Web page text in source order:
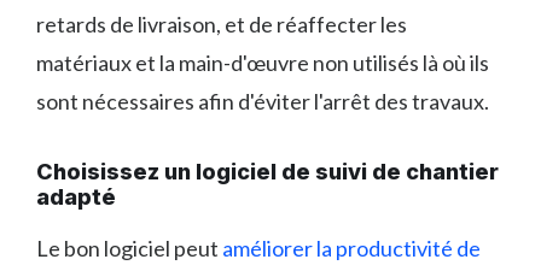
retards de livraison, et de réaffecter les
matériaux et la main-d'œuvre non utilisés là où ils
sont nécessaires afin d'éviter l'arrêt des travaux.
Choisissez un logiciel de suivi de chantier
adapté
Le bon logiciel peut améliorer la productivité de